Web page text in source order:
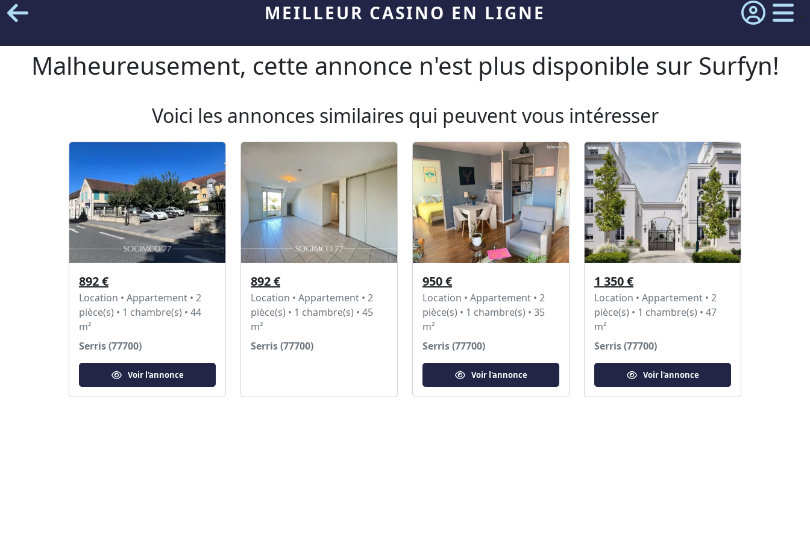
MEILLEUR CASINO EN LIGNE
Malheureusement, cette annonce n'est plus disponible sur Surfyn!
Voici les annonces similaires qui peuvent vous intéresser
892 €
Location • Appartement • 2
pièce(s) • 1 chambre(s) • 44
m²
Serris (77700)
Voir l'annonce
892 €
Location • Appartement • 2
pièce(s) • 1 chambre(s) • 45
m²
Serris (77700)
950 €
Location • Appartement • 2
pièce(s) • 1 chambre(s) • 35
m²
Serris (77700)
Voir l'annonce
1 350 €
Location • Appartement • 2
pièce(s) • 1 chambre(s) • 47
m²
Serris (77700)
Voir l'annonce